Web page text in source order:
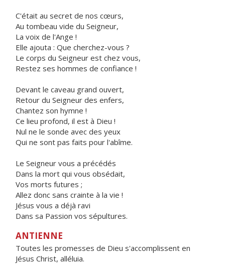
C'était au secret de nos cœurs,
Au tombeau vide du Seigneur,
La voix de l'Ange !
Elle ajouta : Que cherchez-vous ?
Le corps du Seigneur est chez vous,
Restez ses hommes de confiance !
Devant le caveau grand ouvert,
Retour du Seigneur des enfers,
Chantez son hymne !
Ce lieu profond, il est à Dieu !
Nul ne le sonde avec des yeux
Qui ne sont pas faits pour l'abîme.
Le Seigneur vous a précédés
Dans la mort qui vous obsédait,
Vos morts futures ;
Allez donc sans crainte à la vie !
Jésus vous a déjà ravi
Dans sa Passion vos sépultures.
ANTIENNE
Toutes les promesses de Dieu s'accomplissent en
Jésus Christ, alléluia.